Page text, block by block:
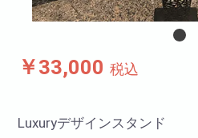
￥33,000 税込
Luxuryデザインスタンド